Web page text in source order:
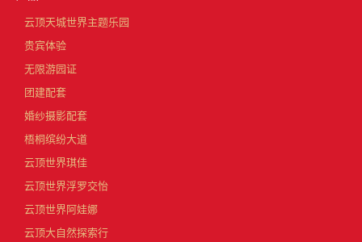
云顶天城世界主题乐园
贵宾体验
无限游园证
团建配套
婚纱摄影配套
梧桐缤纷大道
云顶世界琪佳
云顶世界浮罗交怡
云顶世界阿娃娜
云顶大自然探索行